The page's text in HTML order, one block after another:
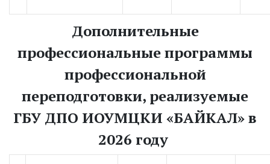
Дополнительные
профессиональные программы
профессиональной
переподготовки, реализуемые
ГБУ ДПО ИОУМЦКИ «БАЙКАЛ» в
2026 году